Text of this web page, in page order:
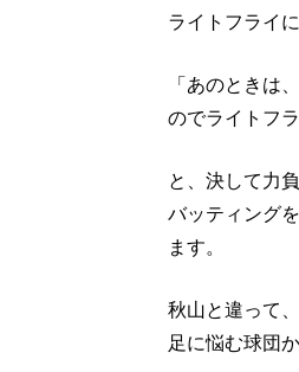
ライトフライ
「あのときは
のでライトフ
と、決して力
バッティング
ます。
秋山と違って
足に悩む球団